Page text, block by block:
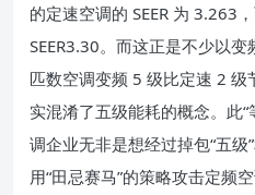
的定速空调的 SEER 为 3.263
SEER3.30。而这正是不少以
匹数空调变频 5 级比定速 2
实混淆了五级能耗的概念。此“
调企业无非是想经过掉包“五级
用“田忌赛马”的策略攻击定频空